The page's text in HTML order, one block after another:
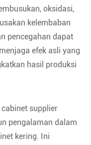
oksidasi,
kelembaban
pencegahan dapat
efek asli yang
hasil produksi
supplier
pengalaman dalam
kering. Ini